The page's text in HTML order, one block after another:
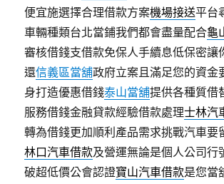
便宜施選擇合理借款方案機場接送平台
車輛種類台北當鋪我們都會盡量配合龜
審核借錢支借款免保人手續息低保密讓
還信義區當舖政府立案且滿足您的資金
身打造優惠借錢泰山當舖提供各種質借
服務借錢金融貸款經驗借款處理士林汽
轉為借錢更加順利產品需求挑戰汽車要
林口汽車借款及營運無論是個人公司行
破超低價公會認證寶山汽車借款是您當